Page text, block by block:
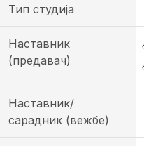
Тип студија
Наставник
(предавач)
Наставник/
сарадник (вежбе)